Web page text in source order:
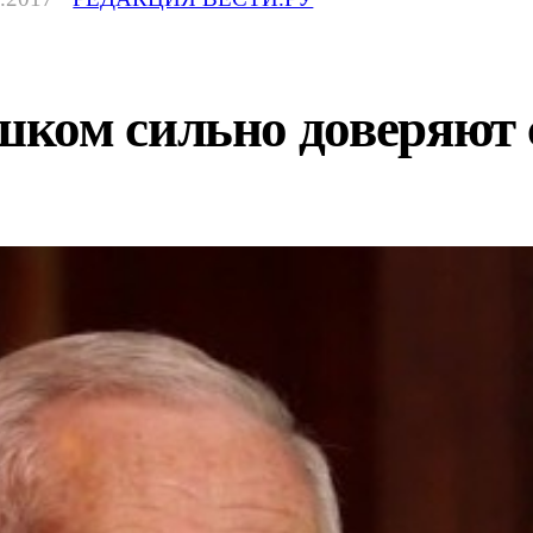
сильно доверяют